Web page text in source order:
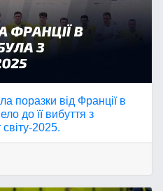
поразки від Франції в
до її вибуття з
світу-2025.